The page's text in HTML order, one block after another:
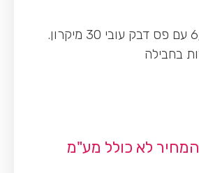
שקיות צלופן 6/8 עם פס דבק עובי 30 מיקרון.
המחיר לא כולל מע"מ